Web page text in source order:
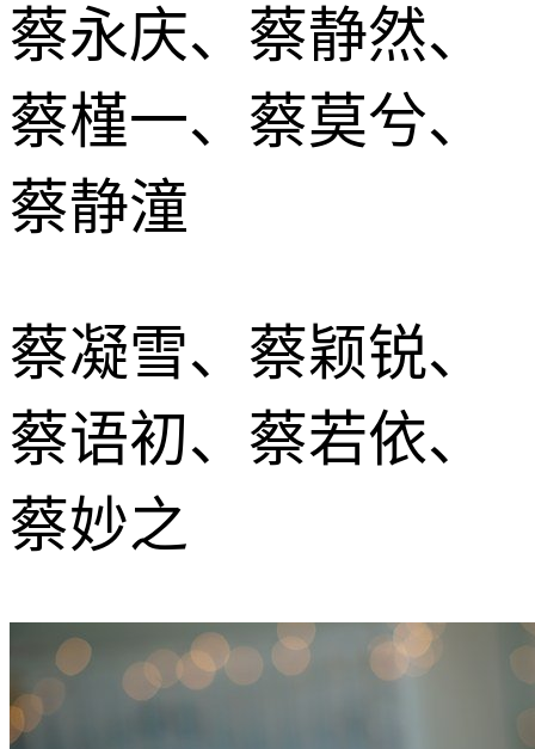
蔡永庆、蔡静然、
蔡槿一、蔡莫兮、
蔡静潼
蔡凝雪、蔡颖锐、
蔡语初、蔡若依、
蔡妙之